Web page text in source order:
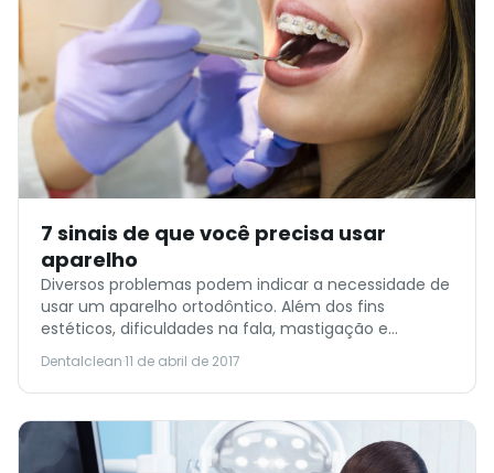
7 sinais de que você precisa usar
aparelho
Diversos problemas podem indicar a necessidade de
usar um aparelho ortodôntico. Além dos fins
estéticos, dificuldades na fala, mastigação e
tratamento. Caso você perceba alguma disfunção
que pode ser decorrente do mau posicionamento
dos dentes ou simplesmente identificar que eles
estão desalinhados, procure um dentista. Mas antes
disso, conheça […]
Dentalclean·11 de abril de 2017